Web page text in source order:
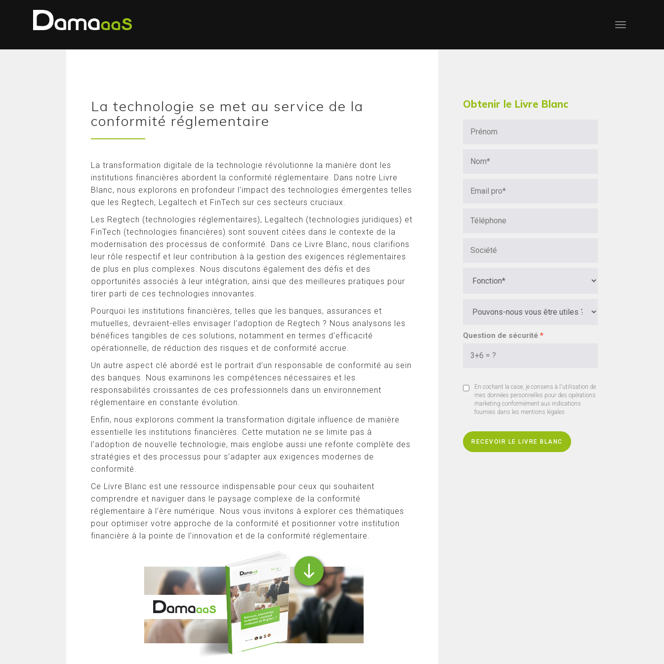
La technologie se met au service de la
conformité réglementaire
La transformation digitale de la technologie révolutionne la manière dont les
institutions financières abordent la conformité réglementaire. Dans notre Livre
Blanc, nous explorons en profondeur l’impact des technologies émergentes telles
que les Regtech, Legaltech et FinTech sur ces secteurs cruciaux.
Les Regtech (technologies réglementaires), Legaltech (technologies juridiques) et
FinTech (technologies financières) sont souvent citées dans le contexte de la
modernisation des processus de conformité. Dans ce Livre Blanc, nous clarifions
leur rôle respectif et leur contribution à la gestion des exigences réglementaires
de plus en plus complexes. Nous discutons également des défis et des
opportunités associés à leur intégration, ainsi que des meilleures pratiques pour
tirer parti de ces technologies innovantes.
Pourquoi les institutions financières, telles que les banques, assurances et
mutuelles, devraient-elles envisager l’adoption de Regtech ? Nous analysons les
bénéfices tangibles de ces solutions, notamment en termes d’efficacité
opérationnelle, de réduction des risques et de conformité accrue.
Un autre aspect clé abordé est le portrait d’un responsable de conformité au sein
des banques. Nous examinons les compétences nécessaires et les
responsabilités croissantes de ces professionnels dans un environnement
réglementaire en constante évolution.
Enfin, nous explorons comment la transformation digitale influence de manière
essentielle les institutions financières. Cette mutation ne se limite pas à
l’adoption de nouvelle technologie, mais englobe aussi une refonte complète des
stratégies et des processus pour s’adapter aux exigences modernes de
conformité.
Ce Livre Blanc est une ressource indispensable pour ceux qui souhaitent
comprendre et naviguer dans le paysage complexe de la conformité
réglementaire à l’ère numérique. Nous vous invitons à explorer ces thématiques
pour optimiser votre approche de la conformité et positionner votre institution
financière à la pointe de l’innovation et de la conformité réglementaire.
Obtenir le Livre Blanc
Question de sécurité
En cochant la case, je consens à l'utilisation de
mes données personnelles pour des opérations
marketing conformément aux indications
fournies dans les mentions légales
RECEVOIR LE LIVRE BLANC